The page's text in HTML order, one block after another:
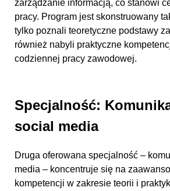
zarządzanie informacją, co stanowi
pracy. Program jest skonstruowany
tylko poznali teoretyczne podstawy
również nabyli praktyczne
codziennej pracy zawodowej.
Specjalność:
social media
Druga oferowana specjalność –
media – koncentruje się na
kompetencji w zakresie teorii i